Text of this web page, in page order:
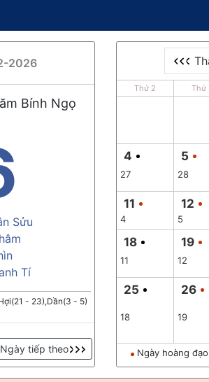
2026
Bính Ngọ
Sửu
Tí
- 23),Dần(3 - 5)
Ngày tiếp theo
Thứ 2 Thứ
4
27
5
28
11
4
12
5
18
11
19
12
25
18
26
19
Ngày hoàng đạo